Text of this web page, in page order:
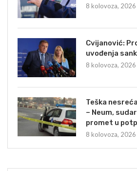
8 kolovoza, 2026
Cvijanović:
uvođenja
8 kolovoza, 2026
Teška
– Neum,
promet u
8 kolovoza, 2026